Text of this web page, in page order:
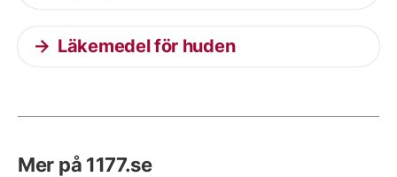
Läkemedel för huden
Mer på 1177.se